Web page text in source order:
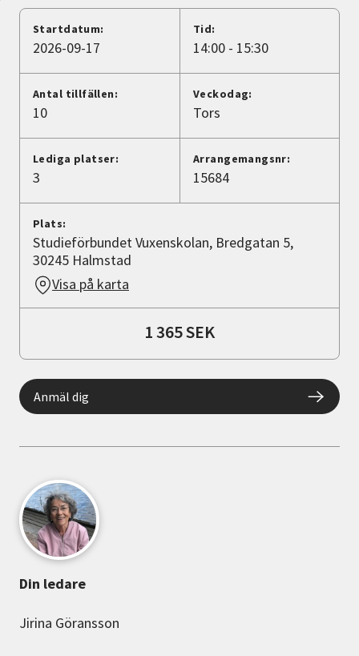
Nyheter
Avdelningar
Lyssna
Startdatum:
2026-09-17
Tid:
14:00 - 15:30
Antal tillfällen:
10
Veckodag:
Tors
Lediga platser:
3
Arrangemangsnr:
15684
Plats:
Studieförbundet Vuxenskolan, Bredgatan 5,
30245 Halmstad
Visa på karta
1 365 SEK
Anmäl dig
Din ledare
Jirina Göransson